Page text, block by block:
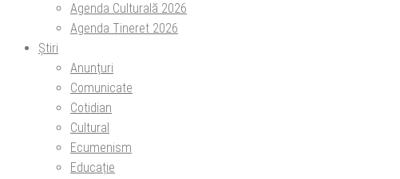
Agenda Culturală 2026
Agenda Tineret 2026
Știri
Anunțuri
Comunicate
Cotidian
Cultural
Ecumenism
Educație